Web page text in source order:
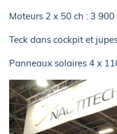
Moteurs 2 x 50 ch : 3 900
Teck dans cockpit et
Panneaux solaires 4 x